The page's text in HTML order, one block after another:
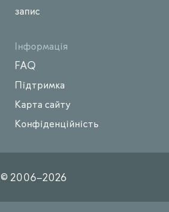
запис
Інформація
FAQ
Підтримка
Карта сайту
Конфіденційність
© 2006–2026